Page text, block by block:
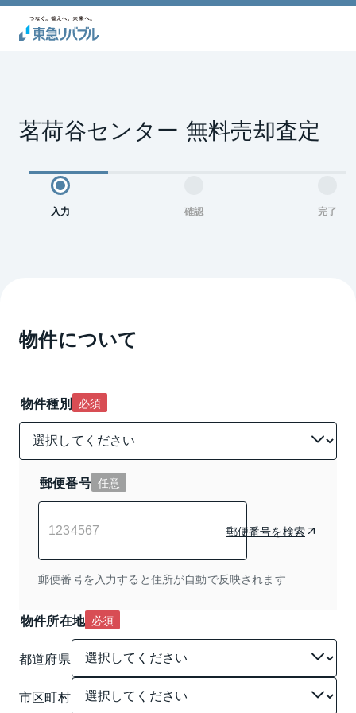
茗荷谷センター 無料売却査定
入力 確認 完了
物件について
物件種別 必須
郵便番号 任意
郵便番号を検索
郵便番号を入力すると住所が自動で反映されます
物件所在地 必須
都道府県
市区町村